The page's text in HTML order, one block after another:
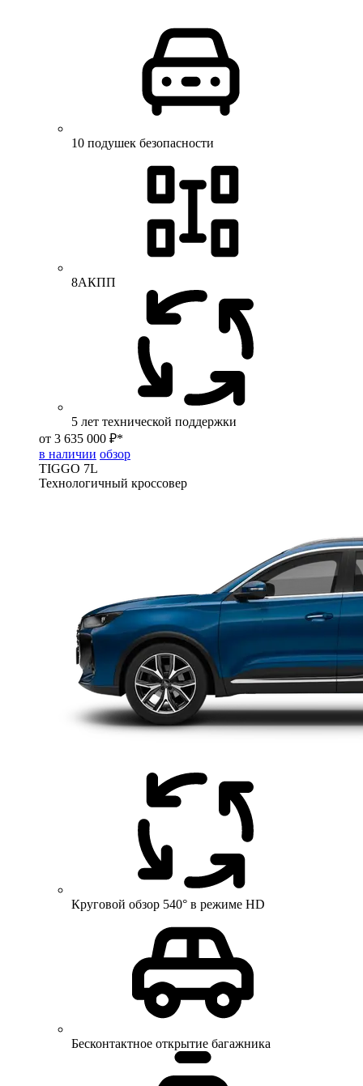
10 подушек безопасности
8АКПП
5 лет технической поддержки
от 3 635 000 ₽*
в наличии обзор
TIGGO 7L
Технологичный кроссовер
Круговой обзор 540° в режиме HD
Бесконтактное открытие багажника